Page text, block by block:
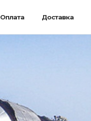
Оплата Доставка